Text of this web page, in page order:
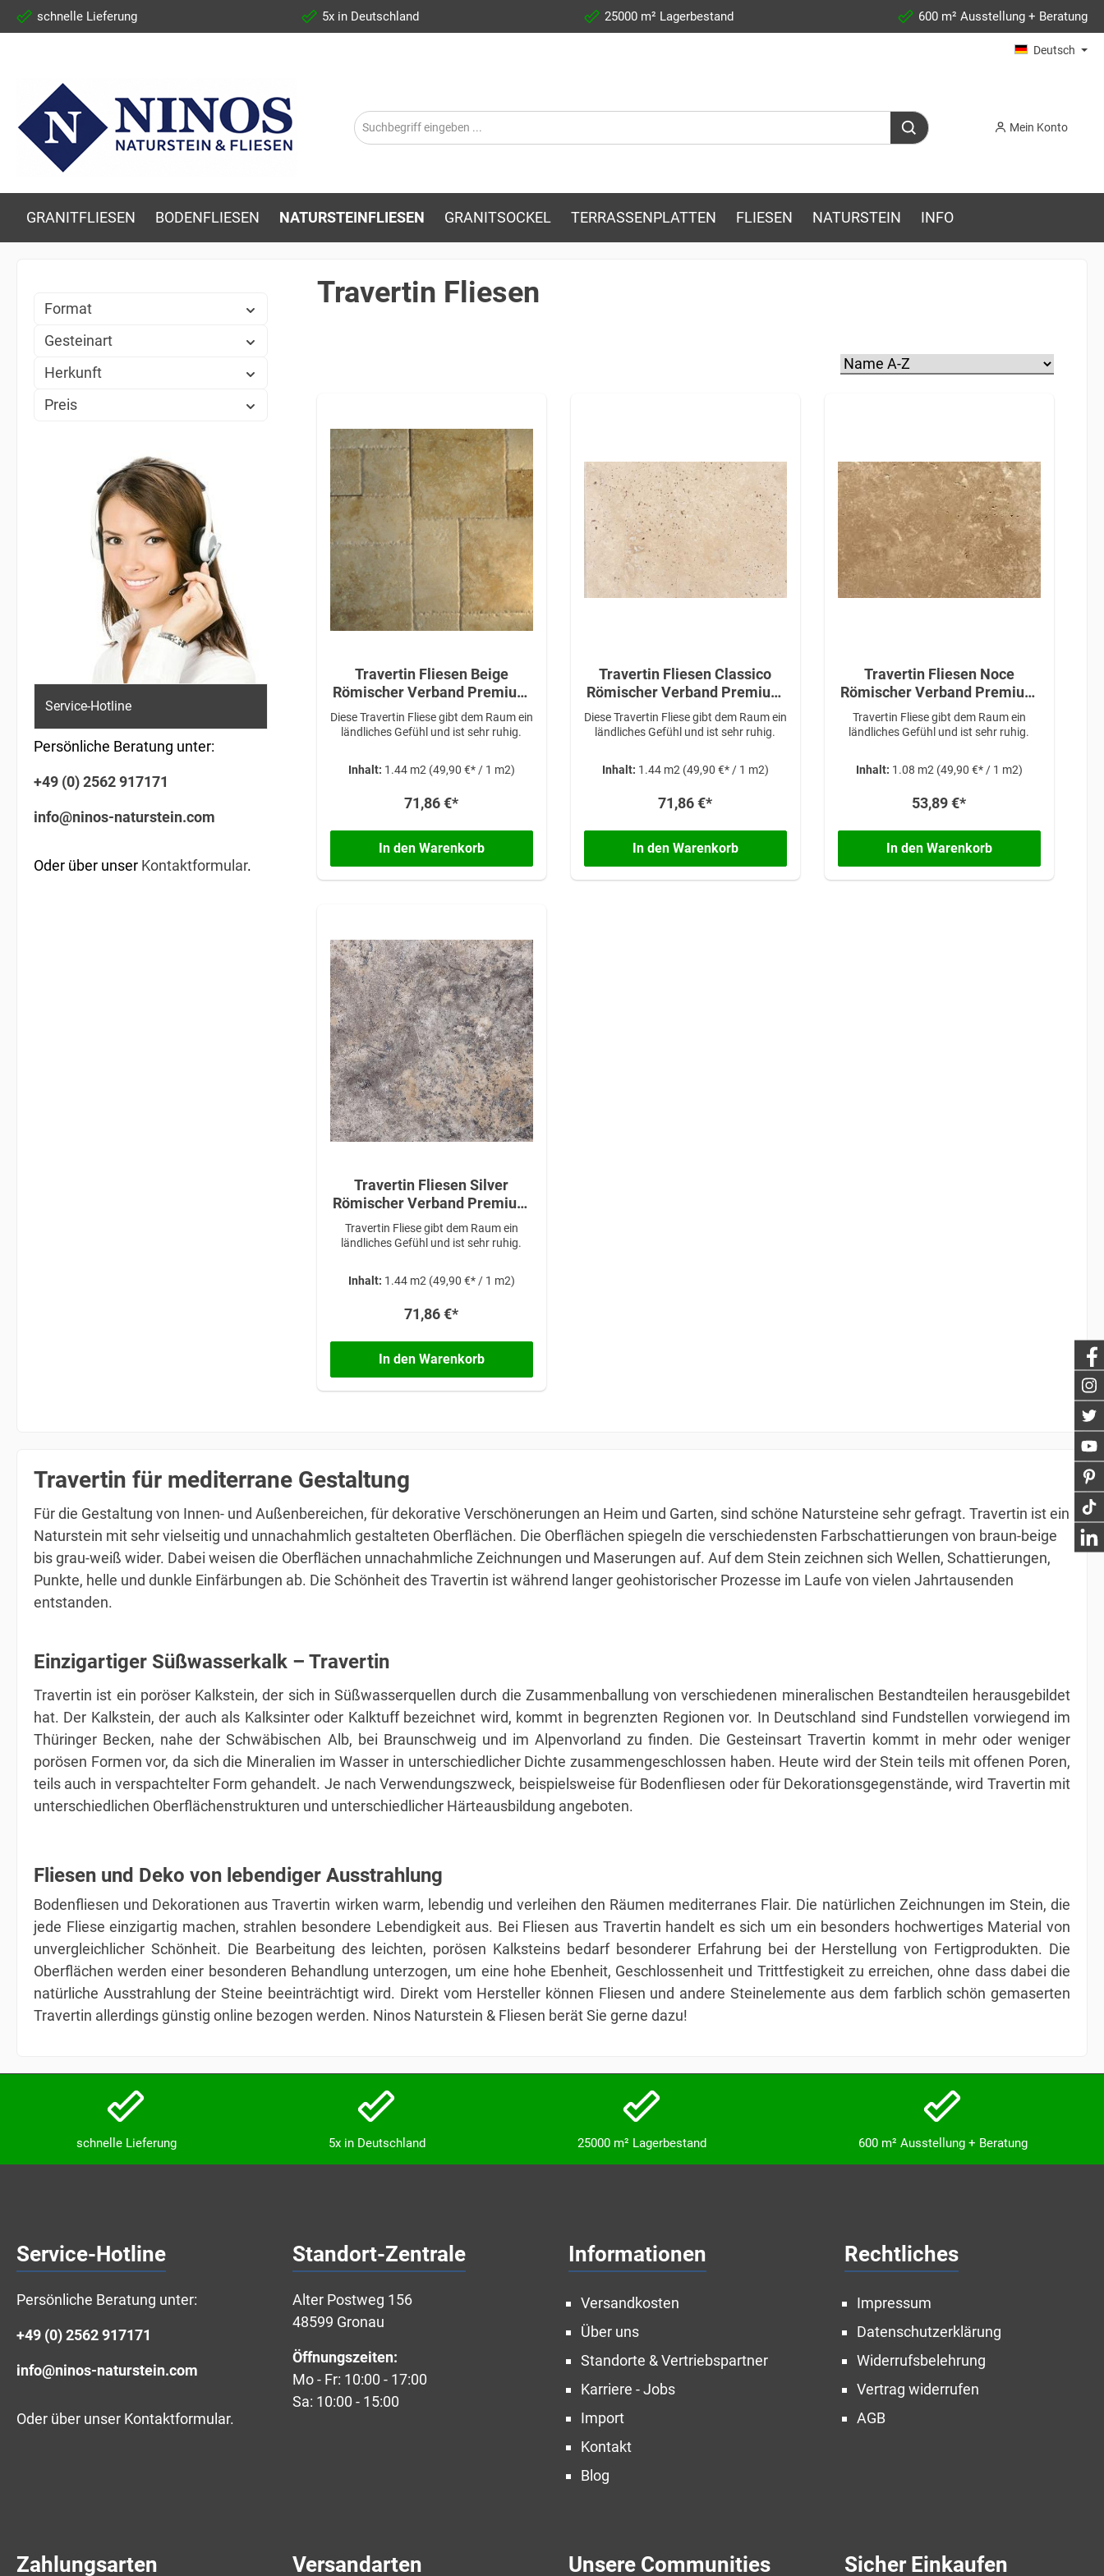
schnelle Lieferung 5x in Deutschland 25000 m² Lagerbestand 600 m² Ausstellung + Beratung
Deutsch
Mein Konto
GRANITFLIESEN BODENFLIESEN NATURSTEINFLIESEN GRANITSOCKEL TERRASSENPLATTEN FLIESEN NATURSTEIN INFO
Format
Gesteinart
Herkunft
Preis
Service-Hotline
Persönliche Beratung unter:
+49 (0) 2562 917171
info@ninos-naturstein.com
Oder über unser Kontaktformular.
Travertin Fliesen
Travertin Fliesen Beige
Römischer Verband Premium
Qualität in 1,2 cm Stärke
Diese Travertin Fliese gibt dem Raum ein
ländliches Gefühl und ist sehr ruhig.
Inhalt: 1.44 m2 (49,90 €* / 1 m2)
71,86 €*
In den Warenkorb
Travertin Fliesen Classico
Römischer Verband Premium
Qualität in 1,2 cm Stärke
Diese Travertin Fliese gibt dem Raum ein
ländliches Gefühl und ist sehr ruhig.
Inhalt: 1.44 m2 (49,90 €* / 1 m2)
71,86 €*
In den Warenkorb
Travertin Fliesen Noce
Römischer Verband Premium
Qualität in 1,2 cm Stärke
Travertin Fliese gibt dem Raum ein
ländliches Gefühl und ist sehr ruhig.
Inhalt: 1.08 m2 (49,90 €* / 1 m2)
53,89 €*
In den Warenkorb
Travertin Fliesen Silver
Römischer Verband Premium
Qualität in 1,2 cm Stärke
Travertin Fliese gibt dem Raum ein
ländliches Gefühl und ist sehr ruhig.
Inhalt: 1.44 m2 (49,90 €* / 1 m2)
71,86 €*
In den Warenkorb
Travertin für mediterrane Gestaltung
Für die Gestaltung von Innen- und Außenbereichen, für dekorative Verschönerungen an Heim und Garten, sind schöne Natursteine sehr gefragt. Travertin ist ein
Naturstein mit sehr vielseitig und unnachahmlich gestalteten Oberflächen. Die Oberflächen spiegeln die verschiedensten Farbschattierungen von braun-beige
bis grau-weiß wider. Dabei weisen die Oberflächen unnachahmliche Zeichnungen und Maserungen auf. Auf dem Stein zeichnen sich Wellen, Schattierungen,
Punkte, helle und dunkle Einfärbungen ab. Die Schönheit des Travertin ist während langer geohistorischer Prozesse im Laufe von vielen Jahrtausenden
entstanden.
Einzigartiger Süßwasserkalk – Travertin
Travertin ist ein poröser Kalkstein, der sich in Süßwasserquellen durch die Zusammenballung von verschiedenen mineralischen Bestandteilen herausgebildet
hat. Der Kalkstein, der auch als Kalksinter oder Kalktuff bezeichnet wird, kommt in begrenzten Regionen vor. In Deutschland sind Fundstellen vorwiegend im
Thüringer Becken, nahe der Schwäbischen Alb, bei Braunschweig und im Alpenvorland zu finden. Die Gesteinsart Travertin kommt in mehr oder weniger
porösen Formen vor, da sich die Mineralien im Wasser in unterschiedlicher Dichte zusammengeschlossen haben. Heute wird der Stein teils mit offenen Poren,
teils auch in verspachtelter Form gehandelt. Je nach Verwendungszweck, beispielsweise für Bodenfliesen oder für Dekorationsgegenstände, wird Travertin mit
unterschiedlichen Oberflächenstrukturen und unterschiedlicher Härteausbildung angeboten.
Fliesen und Deko von lebendiger Ausstrahlung
Bodenfliesen und Dekorationen aus Travertin wirken warm, lebendig und verleihen den Räumen mediterranes Flair. Die natürlichen Zeichnungen im Stein, die
jede Fliese einzigartig machen, strahlen besondere Lebendigkeit aus. Bei Fliesen aus Travertin handelt es sich um ein besonders hochwertiges Material von
unvergleichlicher Schönheit. Die Bearbeitung des leichten, porösen Kalksteins bedarf besonderer Erfahrung bei der Herstellung von Fertigprodukten. Die
Oberflächen werden einer besonderen Behandlung unterzogen, um eine hohe Ebenheit, Geschlossenheit und Trittfestigkeit zu erreichen, ohne dass dabei die
natürliche Ausstrahlung der Steine beeinträchtigt wird. Direkt vom Hersteller können Fliesen und andere Steinelemente aus dem farblich schön gemaserten
Travertin allerdings günstig online bezogen werden. Ninos Naturstein & Fliesen berät Sie gerne dazu!
schnelle Lieferung 5x in Deutschland 25000 m² Lagerbestand 600 m² Ausstellung + Beratung
Service-Hotline
Persönliche Beratung unter:
+49 (0) 2562 917171
info@ninos-naturstein.com
Oder über unser Kontaktformular.
Standort-Zentrale
Alter Postweg 156
48599 Gronau
Öffnungszeiten:
Mo - Fr: 10:00 - 17:00
Sa: 10:00 - 15:00
Informationen
Versandkosten
Über uns
Standorte & Vertriebspartner
Karriere - Jobs
Import
Kontakt
Blog
Rechtliches
Impressum
Datenschutzerklärung
Widerrufsbelehrung
Vertrag widerrufen
AGB
Zahlungsarten Versandarten Unsere Communities Sicher Einkaufen